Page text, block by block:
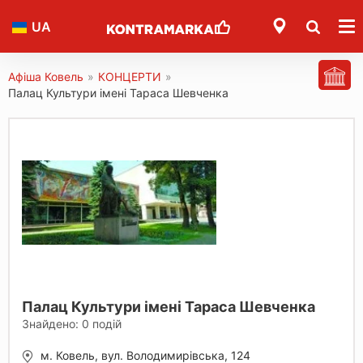
UA
Афіша Ковель » КОНЦЕРТИ »
Палац Культури імені Тараса Шевченка
Палац Культури імені Тараса Шевченка
Знайдено: 0 подій
м. Ковель, вул. Володимирівська, 124